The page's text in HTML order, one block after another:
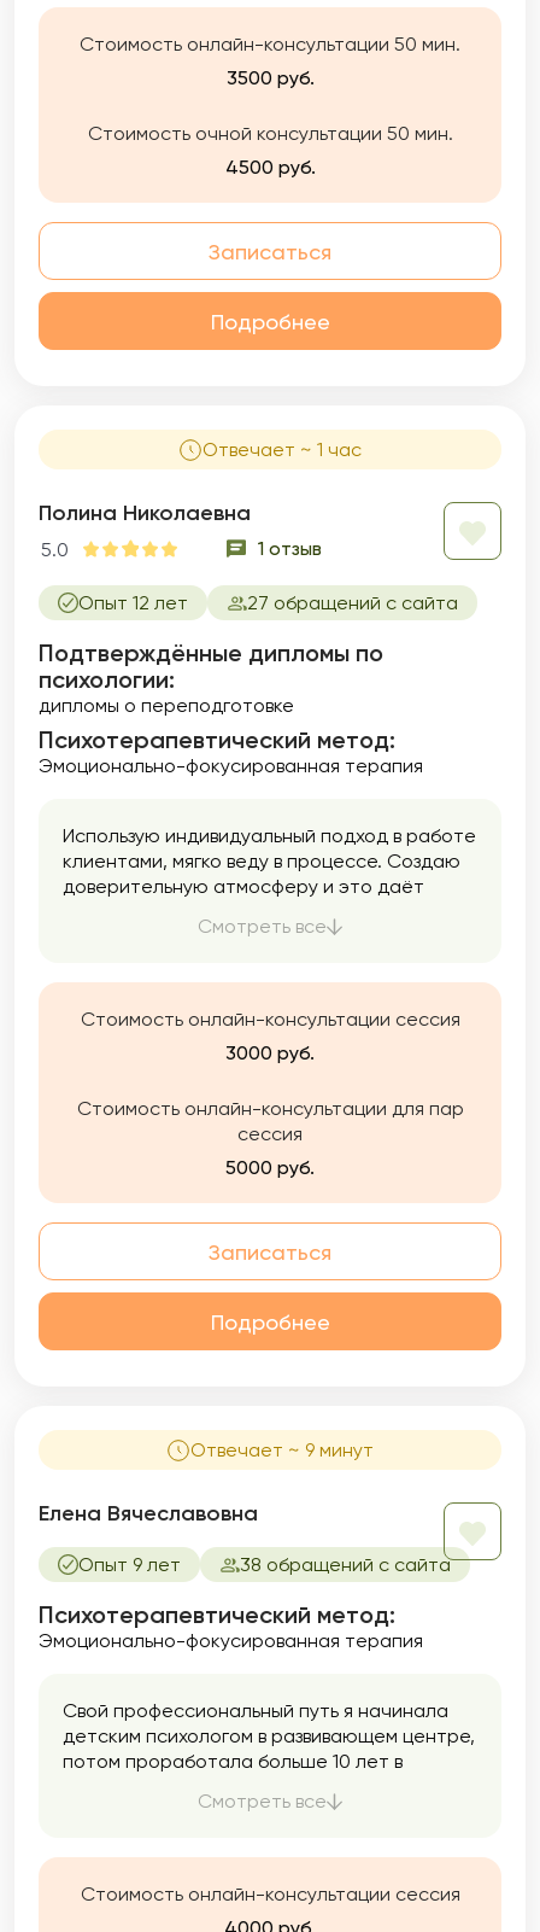
фокусированной терапии, Гештальт
терапии, Психодрамы и др. Наша работа
решение конкретной цели) и долгосрочной
Я даю своим клиентам поддержку и
принятие, помогаю посмотреть на
проблемного состояния. Помогаю парам
вернуть гармонию в отношения.
Стоимость онлайн-консультации 50 мин.
3500 руб.
Стоимость очной консультации 50 мин.
4500 руб.
Записаться
Подробнее
Отвечает ~ 1 час
Полина Николаевна
5.0 1 отзыв
Опыт 12 лет 27 обращений с сайта
Подтверждённые дипломы по
психологии:
дипломы о переподготовке
Психотерапевтический метод:
Эмоционально-фокусированная терапия
Использую индивидуальный подход в работе
клиентами, мягко веду в процессе. Создаю
доверительную атмосферу и это даёт
комфортно и свободно проявляться.
Смотреть все
Стоимость онлайн-консультации сессия
3000 руб.
Стоимость онлайн-консультации для пар
сессия
5000 руб.
Записаться
Подробнее
Отвечает ~ 9 минут
Елена Вячеславовна
Опыт 9 лет 38 обращений с сайта
Психотерапевтический метод:
Эмоционально-фокусированная терапия
Свой профессиональный путь я начинала
детским психологом в развивающем центре,
потом проработала больше 10 лет в
оказывающей психологическую помощь
работаю: проблемы во взаимоотношениях:
семейных (детско-родительских,
Смотреть все
Стоимость онлайн-консультации сессия